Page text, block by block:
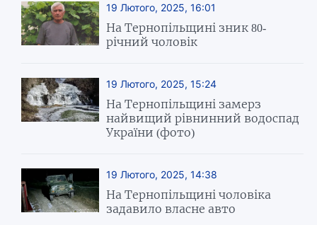
19 Лютого, 2025, 16:01
На Тернопільщині зник 80-
річний чоловік
19 Лютого, 2025, 15:24
На Тернопільщині замерз
найвищий рівнинний водоспад
України (фото)
19 Лютого, 2025, 14:38
На Тернопільщині чоловіка
задавило власне авто